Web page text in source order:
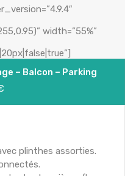
width=”55%”
– Balcon – Parking
plinthes assorties.